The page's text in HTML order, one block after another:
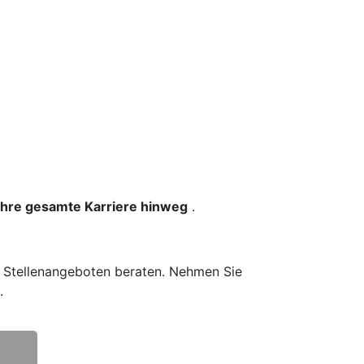
gesamte Karriere hinweg .
beraten. Nehmen Sie